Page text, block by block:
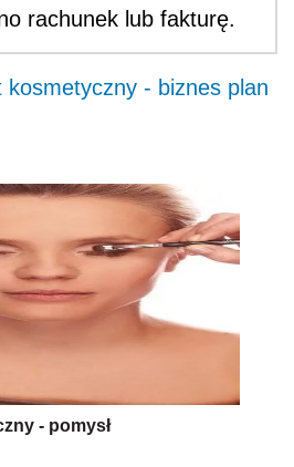
rachunek lub fakturę.
kosmetyczny - biznes plan
- pomysł